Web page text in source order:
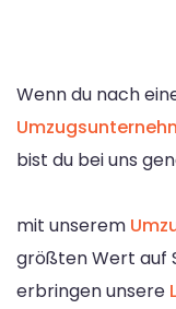
Wenn du nach
bist du bei uns
mit unserem
größten Wert auf
erbringen unsere